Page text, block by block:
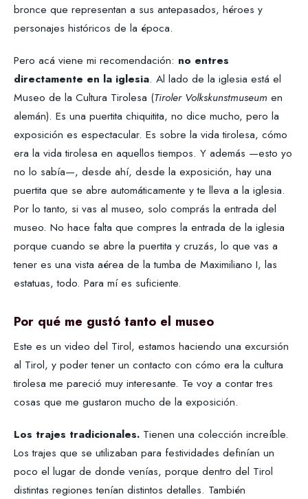
bronce que representan a sus antepasados, héroes y
personajes históricos de la época.
Pero acá viene mi recomendación: no entres
directamente en la iglesia. Al lado de la iglesia está el
Museo de la Cultura Tirolesa (Tiroler Volkskunstmuseum en
alemán). Es una puertita chiquitita, no dice mucho, pero la
exposición es espectacular. Es sobre la vida tirolesa, cómo
era la vida tirolesa en aquellos tiempos. Y además —esto yo
no lo sabía—, desde ahí, desde la exposición, hay una
puertita que se abre automáticamente y te lleva a la iglesia.
Por lo tanto, si vas al museo, solo comprás la entrada del
museo. No hace falta que compres la entrada de la iglesia
porque cuando se abre la puertita y cruzás, lo que vas a
tener es una vista aérea de la tumba de Maximiliano I, las
estatuas, todo. Para mí es suficiente.
Por qué me gustó tanto el museo
Este es un video del Tirol, estamos haciendo una excursión
al Tirol, y poder tener un contacto con cómo era la cultura
tirolesa me pareció muy interesante. Te voy a contar tres
cosas que me gustaron mucho de la exposición.
Los trajes tradicionales. Tienen una colección increíble.
Los trajes que se utilizaban para festividades definían un
poco el lugar de donde venías, porque dentro del Tirol
distintas regiones tenían distintos detalles. También